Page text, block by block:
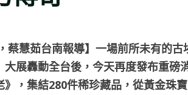
蔡慧茹台南報導】一場前所未有的
大展轟動全台後，今天再度發布重
》，集結280件稀珍藏品，從黃金珠